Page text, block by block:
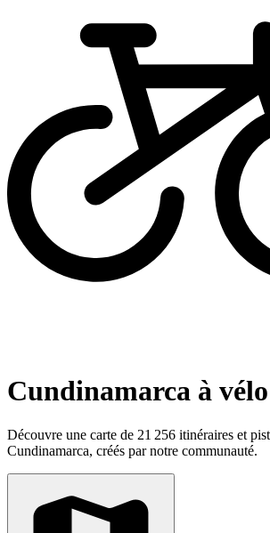
Cundinamarca à vélo
Découvre une carte de 21 256 itinéraires et
Cundinamarca, créés par notre communauté.